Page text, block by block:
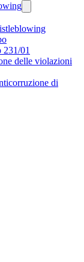
01
delle violazioni
di